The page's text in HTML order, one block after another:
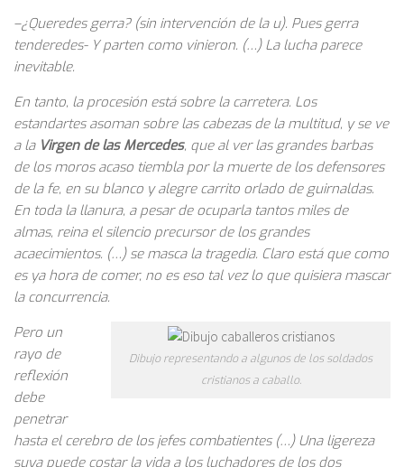
–¿Queredes gerra? (sin intervención de la u). Pues gerra
tenderedes- Y parten como vinieron. (…) La lucha parece
inevitable.
En tanto, la procesión está sobre la carretera. Los
estandartes asoman sobre las cabezas de la multitud, y se ve
a la Virgen de las Mercedes, que al ver las grandes barbas
de los moros acaso tiembla por la muerte de los defensores
de la fe, en su blanco y alegre carrito orlado de guirnaldas.
En toda la llanura, a pesar de ocuparla tantos miles de
almas, reina el silencio precursor de los grandes
acaecimientos. (…) se masca la tragedia. Claro está que como
es ya hora de comer, no es eso tal vez lo que quisiera mascar
la concurrencia.
Dibujo representando a algunos de los soldados
cristianos a caballo.
Pero un
rayo de
reflexión
debe
penetrar
hasta el cerebro de los jefes combatientes (…) Una ligereza
suya puede costar la vida a los luchadores de los dos